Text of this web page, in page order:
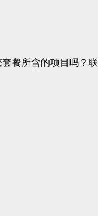
餐所含的项目吗？联